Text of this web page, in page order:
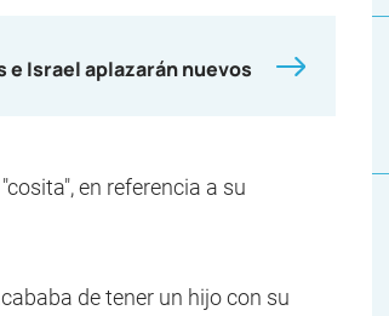
e Israel aplazarán nuevos
en referencia a su
de tener un hijo con su